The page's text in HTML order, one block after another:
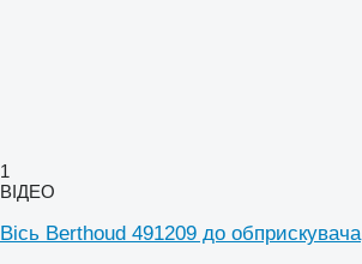
1
ВІДЕО
Вісь Berthoud 491209 до обприскувача